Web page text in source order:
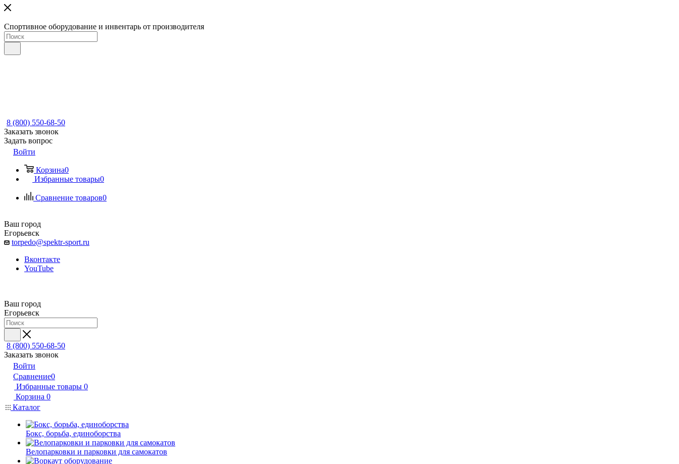
Спортивное оборудование и инвентарь от производителя
8 (800) 550-68-50
Заказать звонок
Задать вопрос
Войти
Корзина0
Избранные товары0
Сравнение товаров0
Ваш город
Егорьевск
torpedo@spektr-sport.ru
Вконтакте
YouTube
Ваш город
Егорьевск
8 (800) 550-68-50
Заказать звонок
Войти
Сравнение0
Избранные товары 0
Корзина 0
Каталог
Бокс, борьба, единоборства
Велопарковки и парковки для самокатов